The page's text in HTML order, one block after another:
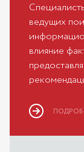
ведущих
влияние